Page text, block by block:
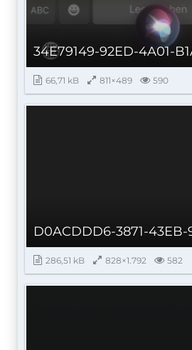
66,71 kB 811×489 590
286,51 kB 828×1.792 582